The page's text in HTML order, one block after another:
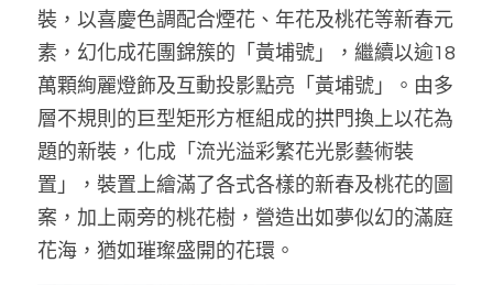
裝，以喜慶色調配合煙花、年花及桃花等新春元
素，幻化成花團錦簇的「黃埔號」，繼續以逾18
萬顆絢麗燈飾及互動投影點亮「黃埔號」。由多
層不規則的巨型矩形方框組成的拱門換上以花為
題的新裝，化成「流光溢彩繁花光影藝術裝
置」，裝置上繪滿了各式各樣的新春及桃花的圖
案，加上兩旁的桃花樹，營造出如夢似幻的滿庭
花海，猶如璀璨盛開的花環。